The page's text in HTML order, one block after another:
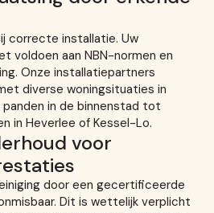
correcte installatie. Uw
voldoen aan NBN-normen en
Onze installatiepartners
diverse woningsituaties in
in de binnenstad tot
in Heverlee of Kessel-Lo.
voor
door een gecertificeerde
Dit is wettelijk verplicht